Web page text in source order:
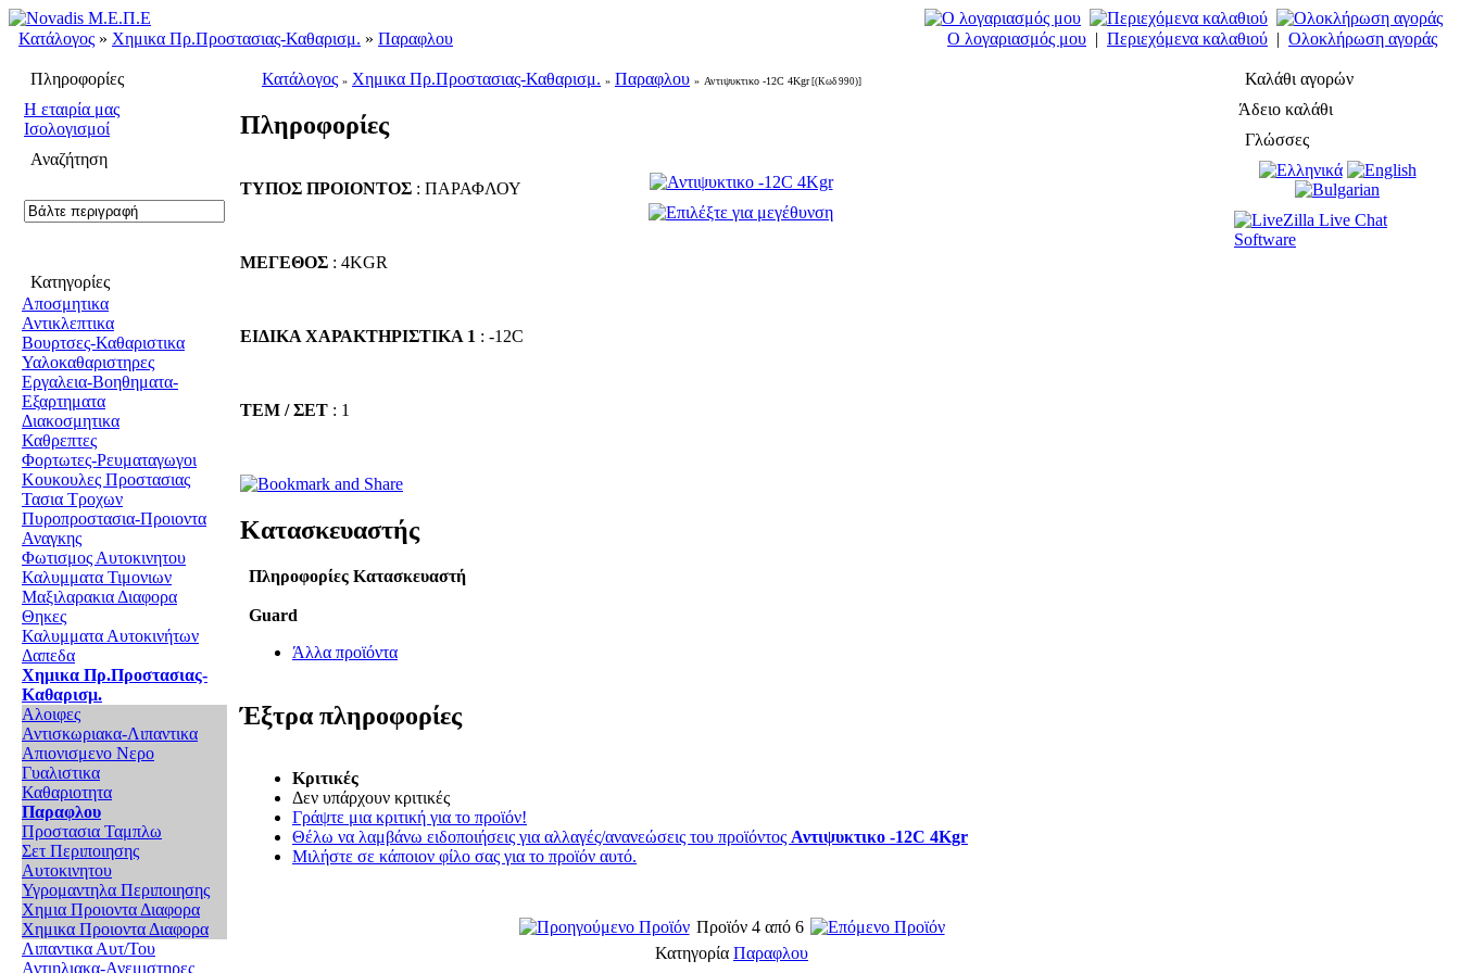
Κατάλογος » Χημικα Πρ.Προστασιας-Καθαρισμ. » Παραφλου Ο λογαριασμός μου | Περιεχόμενα καλαθιού | Ολοκλήρωση αγοράς
Πληροφορίες
H εταιρία μας
Ισολογισμοί
Αναζήτηση
Κατηγορίες
Αποσμητικα
Αντικλεπτικα
Βουρτσες-Καθαριστικα
Υαλοκαθαριστηρες
Εργαλεια-Βοηθηματα-
Εξαρτηματα
Διακοσμητικα
Καθρεπτες
Φορτωτες-Ρευματαγωγοι
Κουκουλες Προστασιας
Τασια Τροχων
Πυροπροστασια-Προιοντα
Αναγκης
Φωτισμος Αυτοκινητου
Καλυμματα Τιμονιων
Μαξιλαρακια Διαφορα
Θηκες
Καλυμματα Αυτοκινήτων
Δαπεδα
Χημικα Πρ.Προστασιας-
Καθαρισμ.
Αλοιφες
Αντισκωριακα-Λιπαντικα
Απιονισμενο Νερο
Γυαλιστικα
Καθαριοτητα
Παραφλου
Προστασια Ταμπλω
Σετ Περιποιησης
Αυτοκινητου
Υγρομαντηλα Περιποιησης
Χημια Προιοντα Διαφορα
Χημικα Προιοντα Διαφορα
Λιπαντικα Αυτ/Του
Αντιηλιακα-Ανεμιστηρες
Κατάλογος » Χημικα Πρ.Προστασιας-Καθαρισμ. » Παραφλου » Αντιψυκτικο -12C 4Kgr[(Κωδ 990)]
Πληροφορίες
ΤΥΠΟΣ ΠΡΟΙΟΝΤΟΣ : ΠΑΡΑΦΛΟΥ
ΜΕΓΕΘΟΣ : 4KGR
ΕΙΔΙΚΑ ΧΑΡΑΚΤΗΡΙΣΤΙΚΑ 1 : -12C
ΤΕΜ / ΣΕΤ : 1
Κατασκευαστής
Πληροφορίες Κατασκευαστή
Guard
Άλλα προϊόντα
Έξτρα πληροφορίες
Κριτικές
Δεν υπάρχουν κριτικές
Γράψτε μια κριτική για το προϊόν!
Θέλω να λαμβάνω ειδοποιήσεις για αλλαγές/ανανεώσεις του προϊόντος Αντιψυκτικο -12C 4Kgr
Μιλήστε σε κάποιον φίλο σας για το προϊόν αυτό.
Προϊόν 4 από 6
Κατηγορία Παραφλου
Καλάθι αγορών
Άδειο καλάθι
Γλώσσες